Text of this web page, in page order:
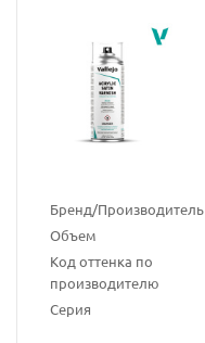
Бренд/Производитель
Объем
Код оттенка по
производителю
Серия